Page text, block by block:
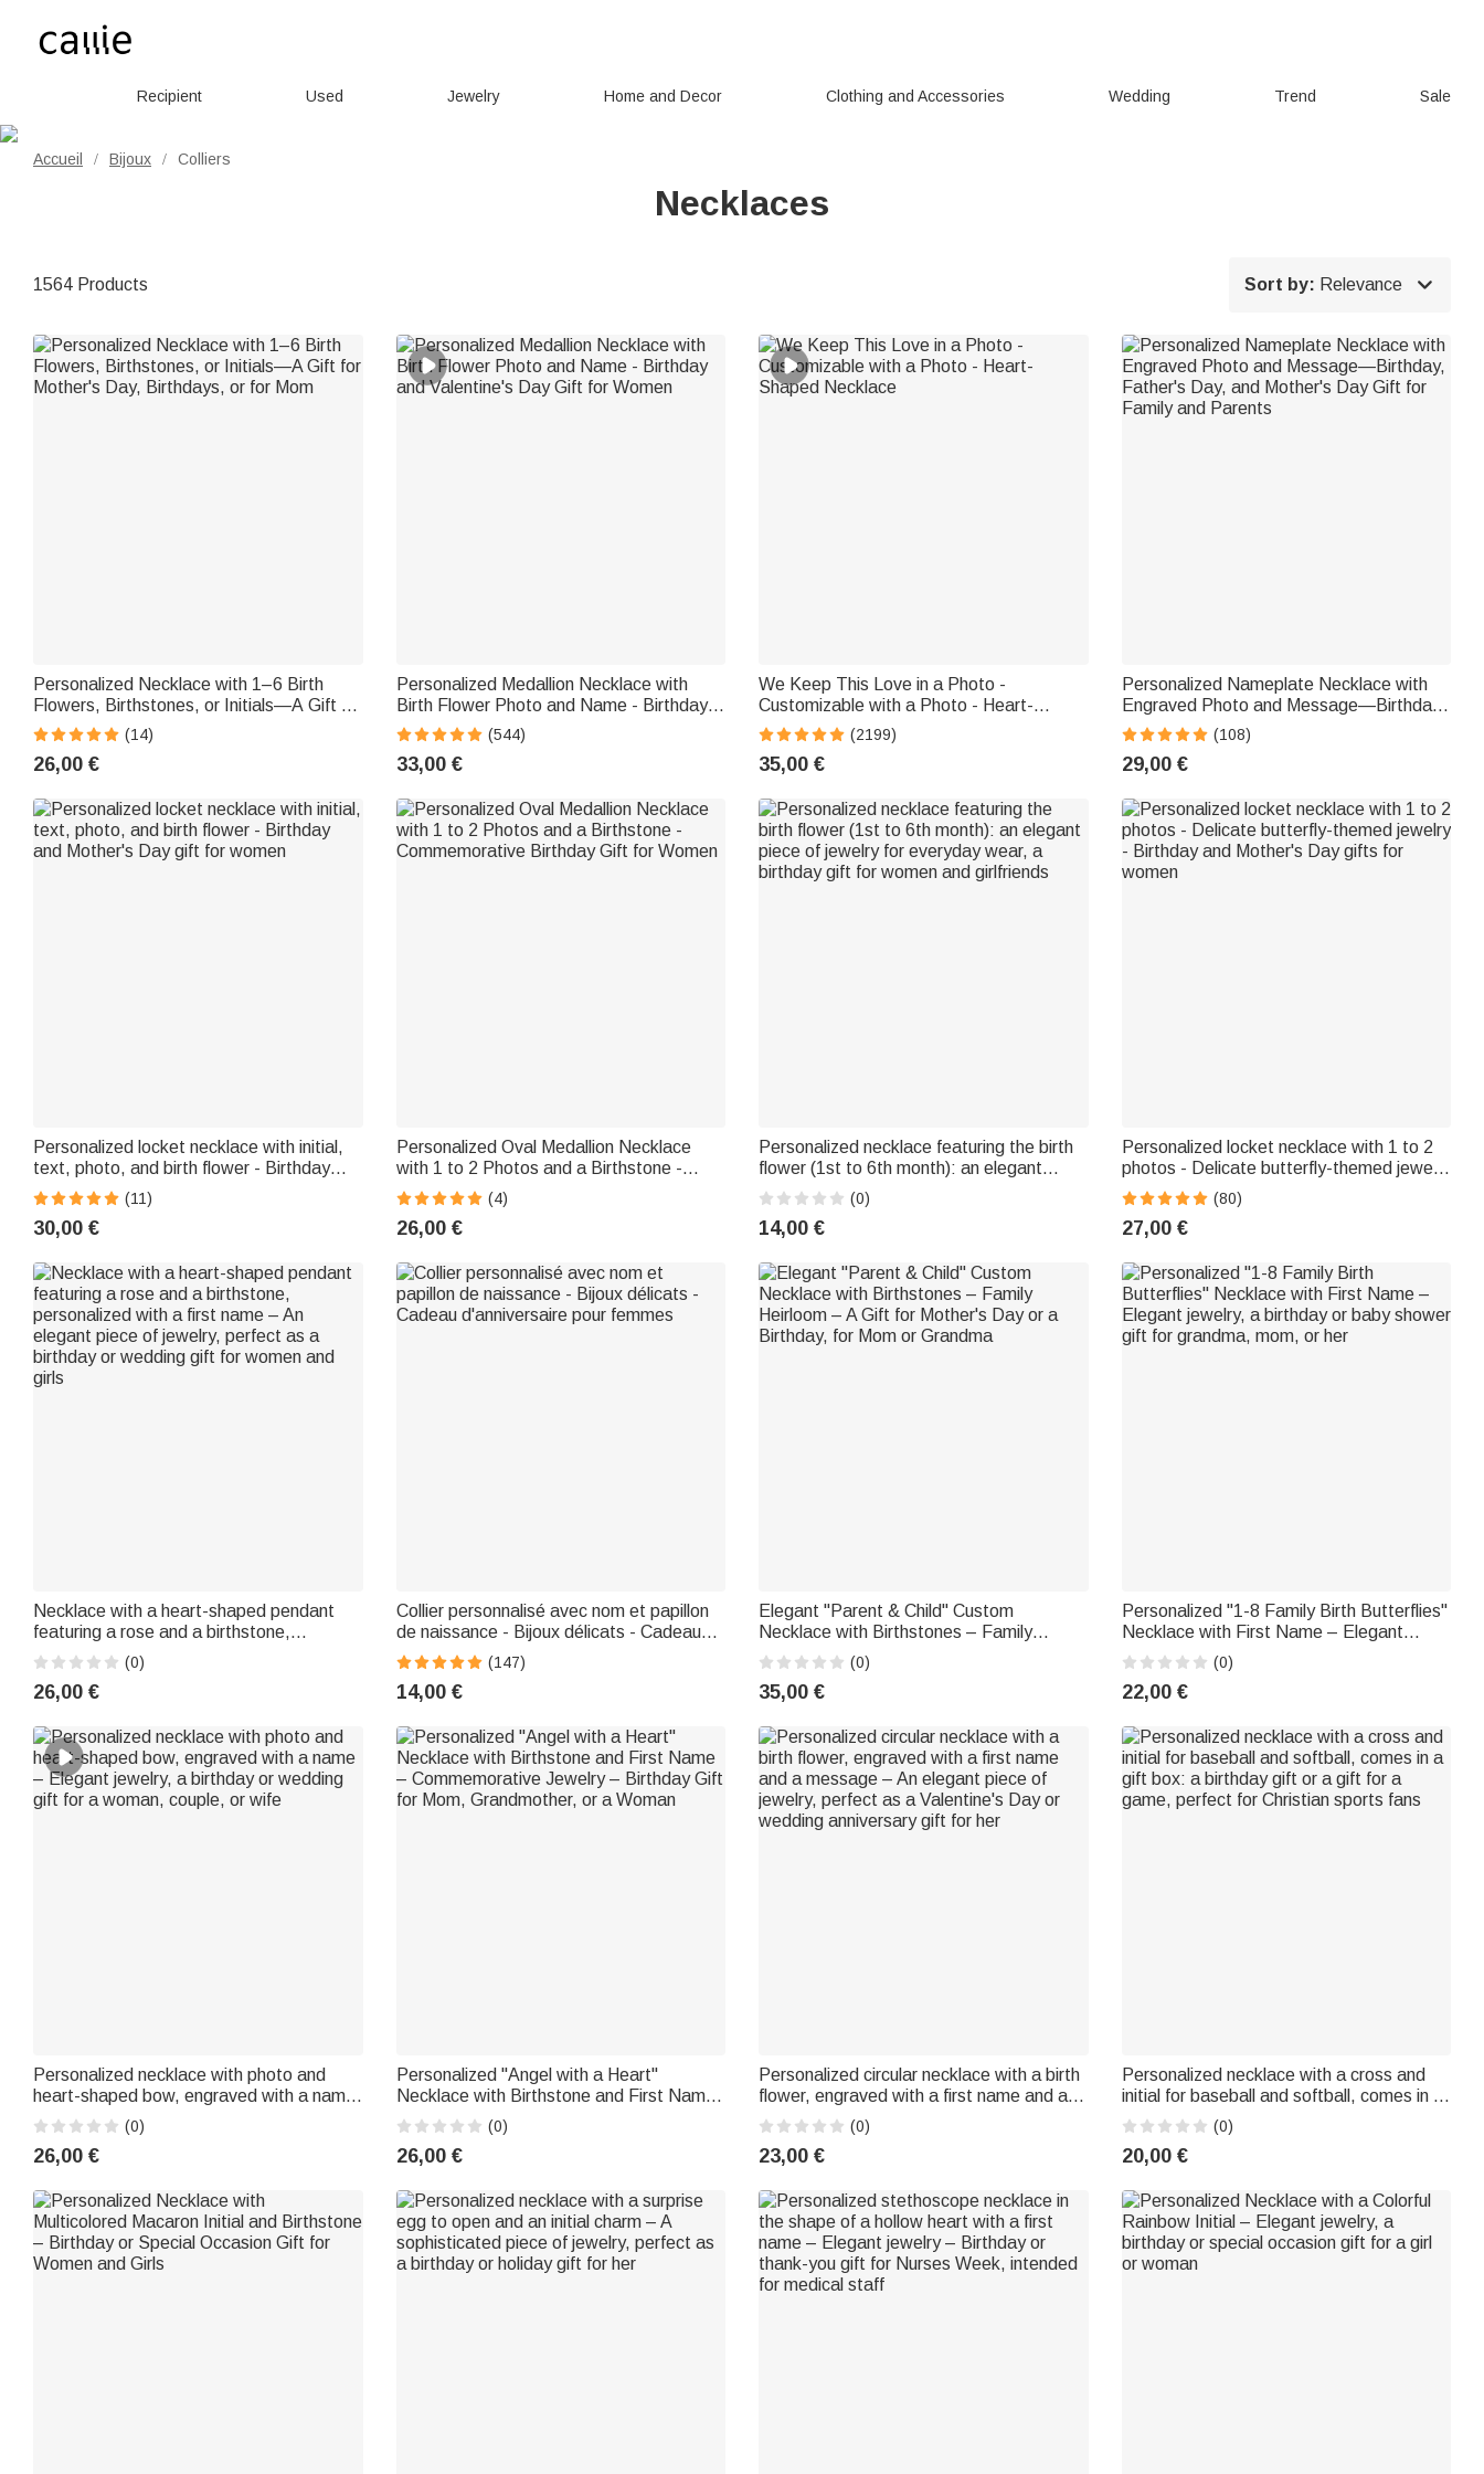
Recipient Used Jewelry Home and Decor Clothing and Accessories Wedding Trend Sale
Accueil / Bijoux / Colliers
Necklaces
1564 Products Sort by: Relevance 
Personalized Necklace with 1–6 Birth
Flowers, Birthstones, or Initials—A Gift for
Mother's Day, Birthdays, or for Mom
(14)
26,00 €
Personalized Medallion Necklace with
Birth Flower Photo and Name - Birthday
and Valentine's Day Gift for Women
(544)
33,00 €
We Keep This Love in a Photo -
Customizable with a Photo - Heart-
Shaped Necklace
(2199)
35,00 €
Personalized Nameplate Necklace with
Engraved Photo and Message—Birthday,
Father's Day, and Mother's Day Gift for
Family and Parents
(108)
29,00 €
Personalized locket necklace with initial,
text, photo, and birth flower - Birthday
and Mother's Day gift for women
(11)
30,00 €
Personalized Oval Medallion Necklace
with 1 to 2 Photos and a Birthstone -
Commemorative Birthday Gift for Women
(4)
26,00 €
Personalized necklace featuring the birth
flower (1st to 6th month): an elegant
piece of jewelry for everyday wear, a
birthday gift for women and girlfriends
(0)
14,00 €
Personalized locket necklace with 1 to 2
photos - Delicate butterfly-themed jewelry
- Birthday and Mother's Day gifts for
women
(80)
27,00 €
Necklace with a heart-shaped pendant
featuring a rose and a birthstone,
personalized with a first name – An
elegant piece of jewelry, perfect as a
birthday or wedding gift for women and
(0)
26,00 €
Collier personnalisé avec nom et papillon
de naissance - Bijoux délicats - Cadeau
d'anniversaire pour femmes
(147)
14,00 €
Elegant "Parent & Child" Custom
Necklace with Birthstones – Family
Heirloom – A Gift for Mother's Day or a
Birthday, for Mom or Grandma
(0)
35,00 €
Personalized "1-8 Family Birth Butterflies"
Necklace with First Name – Elegant
jewelry, a birthday or baby shower gift for
grandma, mom, or her
(0)
22,00 €
Personalized necklace with photo and
heart-shaped bow, engraved with a name
– Elegant jewelry, a birthday or wedding
gift for a woman, couple, or wife
(0)
26,00 €
Personalized "Angel with a Heart"
Necklace with Birthstone and First Name
– Commemorative Jewelry – Birthday Gift
for Mom, Grandmother, or a Woman
(0)
26,00 €
Personalized circular necklace with a birth
flower, engraved with a first name and a
message – An elegant piece of jewelry,
perfect as a Valentine's Day or wedding
anniversary gift for her
(0)
23,00 €
Personalized necklace with a cross and
initial for baseball and softball, comes in a
gift box: a birthday gift or a gift for a
game, perfect for Christian sports fans
(0)
20,00 €